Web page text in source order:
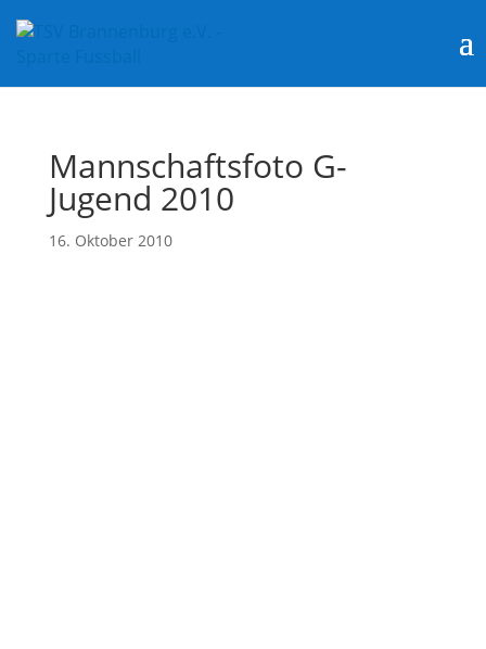
Mannschaftsfoto G-
Jugend 2010
16. Oktober 2010